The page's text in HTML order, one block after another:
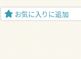
お気に入りに追加